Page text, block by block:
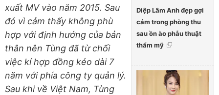
Diệp Lâm Anh đẹp gợi
cảm trong phòng thu
sau ồn ào phẫu thuật
thẩm mỹ
xuất MV vào năm 2015. Sau
đó vì cảm thấy không phù
hợp với định hướng của bản
thân nên Tùng đã từ chối
việc kí hợp đồng kéo dài 7
năm với phía công ty quản lý.
Sau khi về Việt Nam, Tùng